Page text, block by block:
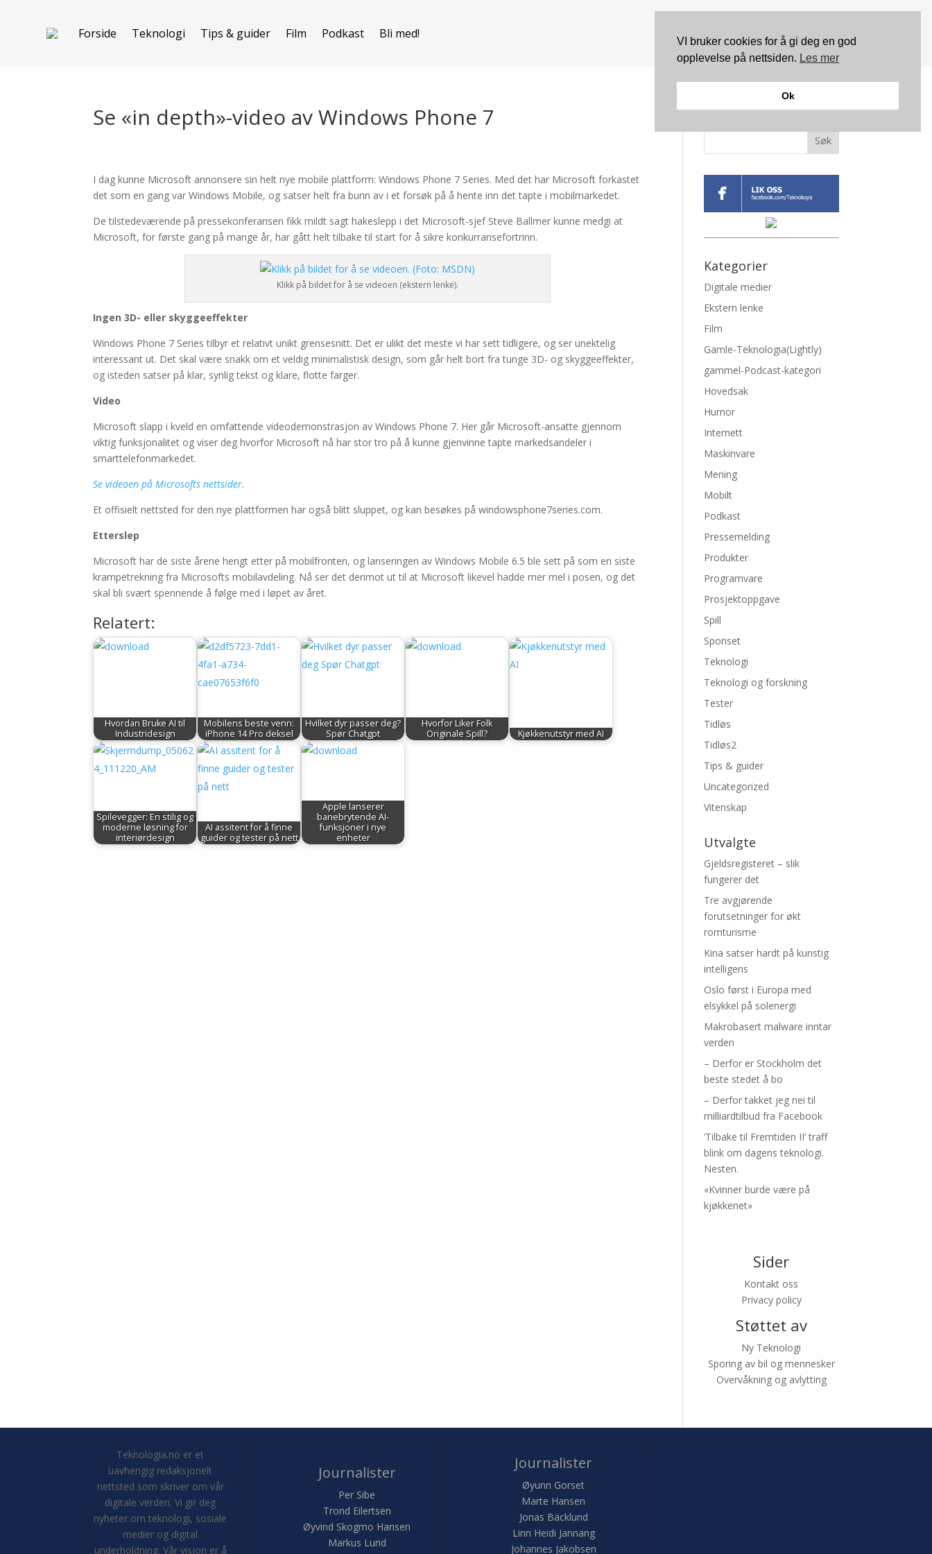
Forside Teknologi Tips & guider Film Podkast Bli med!
Se «in depth»-video av Windows Phone 7
I dag kunne Microsoft annonsere sin helt nye mobile plattform: Windows Phone 7 Series. Med det har Microsoft forkastet
det som en gang var Windows Mobile, og satser helt fra bunn av i et forsøk på å hente inn det tapte i mobilmarkedet.
De tilstedeværende på pressekonferansen fikk mildt sagt hakeslepp i det Microsoft-sjef Steve Ballmer kunne medgi at
Microsoft, for første gang på mange år, har gått helt tilbake til start for å sikre konkurransefortrinn.
Klikk på bildet for å se videoen (ekstern lenke).
Ingen 3D- eller skyggeeffekter
Windows Phone 7 Series tilbyr et relativt unikt grensesnitt. Det er ulikt det meste vi har sett tidligere, og ser unektelig
interessant ut. Det skal være snakk om et veldig minimalistisk design, som går helt bort fra tunge 3D- og skyggeeffekter,
og isteden satser på klar, synlig tekst og klare, flotte farger.
Video
Microsoft slapp i kveld en omfattende videodemonstrasjon av Windows Phone 7. Her går Microsoft-ansatte gjennom
viktig funksjonalitet og viser deg hvorfor Microsoft nå har stor tro på å kunne gjenvinne tapte markedsandeler i
smarttelefonmarkedet.
Se videoen på Microsofts nettsider.
Et offisielt nettsted for den nye plattformen har også blitt sluppet, og kan besøkes på windowsphone7series.com.
Etterslep
Microsoft har de siste årene hengt etter på mobilfronten, og lanseringen av Windows Mobile 6.5 ble sett på som en siste
krampetrekning fra Microsofts mobilavdeling. Nå ser det derimot ut til at Microsoft likevel hadde mer mel i posen, og det
skal bli svært spennende å følge med i løpet av året.
Relatert:
Hvordan Bruke AI til
Industridesign
Mobilens beste venn:
iPhone 14 Pro deksel
Hvilket dyr passer deg?
Spør Chatgpt
Hvorfor Liker Folk
Originale Spill?
Kjøkkenutstyr med AI
Spilevegger: En stilig og
moderne løsning for
interiørdesign
AI assitent for å finne
guider og tester på nett
Apple lanserer
banebrytende AI-
funksjoner i nye
enheter
Søk
Kategorier
Digitale medier
Ekstern lenke
Film
Gamle-Teknologia(Lightly)
gammel-Podcast-kategori
Hovedsak
Humor
Internett
Maskinvare
Mening
Mobilt
Podkast
Pressemelding
Produkter
Programvare
Prosjektoppgave
Spill
Sponset
Teknologi
Teknologi og forskning
Tester
Tidløs
Tidløs2
Tips & guider
Uncategorized
Vitenskap
Utvalgte
Gjeldsregisteret – slik
fungerer det
Tre avgjørende
forutsetninger for økt
romturisme
Kina satser hardt på kunstig
intelligens
Oslo først i Europa med
elsykkel på solenergi
Makrobasert malware inntar
verden
– Derfor er Stockholm det
beste stedet å bo
– Derfor takket jeg nei til
milliardtilbud fra Facebook
’Tilbake til Fremtiden II’ traff
blink om dagens teknologi.
Nesten.
«Kvinner burde være på
kjøkkenet»
Sider
Kontakt oss
Privacy policy
Støttet av
Ny Teknologi
Sporing av bil og mennesker
Overvåkning og avlytting
Teknologia.no er et
uavhengig redaksjonelt
nettsted som skriver om vår
digitale verden. Vi gir deg
nyheter om teknologi, sosiale
medier og digital
underholdning. Vår visjon er å
Journalister
Per Sibe
Trond Eilertsen
Øyvind Skogmo Hansen
Markus Lund
Journalister
Øyunn Gorset
Marte Hansen
Jonas Bäcklund
Linn Heidi Jannang
Johannes Jakobsen
VI bruker cookies for å gi deg en god
opplevelse på nettsiden. Les mer
Ok